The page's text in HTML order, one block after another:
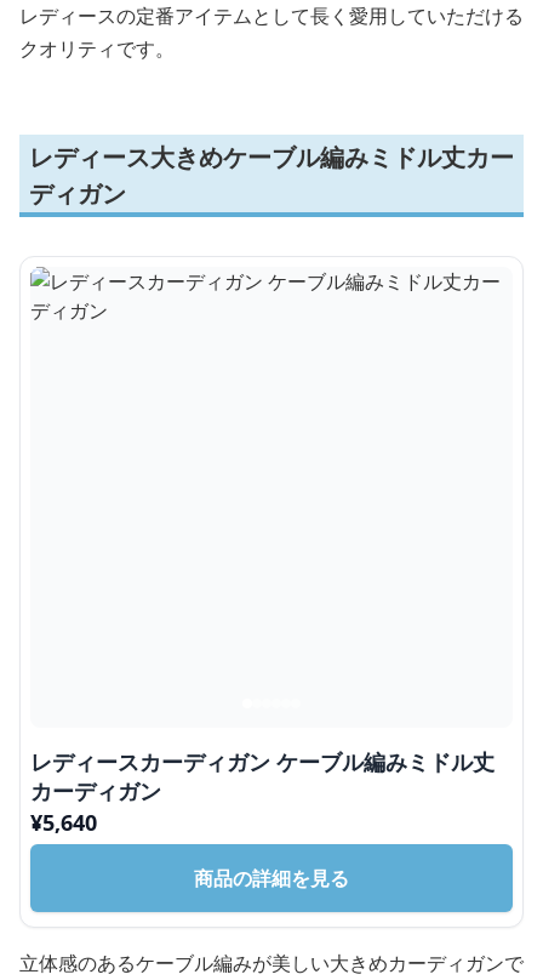
レディースの定番アイテムとして長く愛用していただける
クオリティです。
レディース大きめケーブル編みミドル丈カー
ディガン
レディースカーディガン ケーブル編みミドル丈
カーディガン
¥5,640
商品の詳細を見る
立体感のあるケーブル編みが美しい大きめカーディガンで